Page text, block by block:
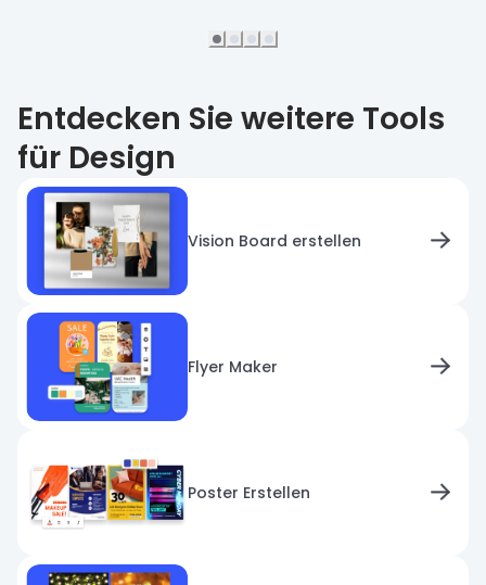
Entdecken Sie weitere Tools
für Design
Vision Board erstellen
Flyer Maker
Poster Erstellen